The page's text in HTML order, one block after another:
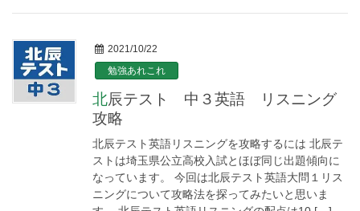
2021/10/22
勉強あれこれ
北辰テスト 中３英語 リスニング
攻略
北辰テスト英語リスニングを攻略するには 北辰テ
ストは埼玉県公立高校入試とほぼ同じ出題傾向に
なっています。 今回は北辰テスト英語大問１リス
ニングについて攻略法を探ってみたいと思いま